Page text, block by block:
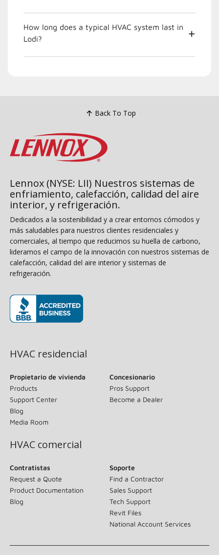
How long does a typical HVAC system last in
Lodi?
Back To Top
Lennox (NYSE: LII) Nuestros sistemas de
enfriamiento, calefacción, calidad del aire
interior, y refrigeración.
Dedicados a la sostenibilidad y a crear entornos cómodos y
más saludables para nuestros clientes residenciales y
comerciales, al tiempo que reducimos su huella de carbono,
lideramos el campo de la innovación con nuestros sistemas de
calefacción, calidad del aire interior y sistemas de
refrigeración.
HVAC residencial
Propietario de vivienda
Products
Support Center
Blog
Media Room
Concesionario
Pros Support
Become a Dealer
HVAC comercial
Contratistas
Request a Quote
Product Documentation
Blog
Soporte
Find a Contractor
Sales Support
Tech Support
Revit Files
National Account Services